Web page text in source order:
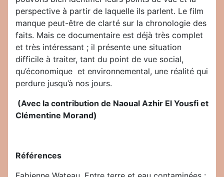
perspective à partir de laquelle ils parlent. Le film
manque peut-être de clarté sur la chronologie des
faits. Mais ce documentaire est déjà très complet
et très intéressant ; il présente une situation
difficile à traiter, tant du point de vue social,
qu’économique et environnemental, une réalité qui
perdure jusqu’à nos jours.
(Avec la contribution de Naoual Azhir El Yousfi et
Clémentine Morand)
Références